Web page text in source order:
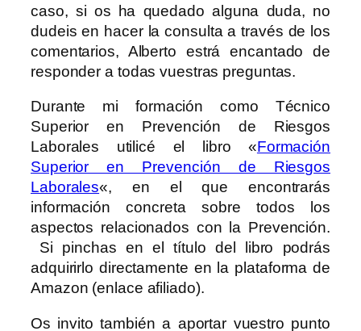
caso, si os ha quedado alguna duda, no
dudeis en hacer la consulta a través de los
comentarios, Alberto estrá encantado de
responder a todas vuestras preguntas.
Durante mi formación como Técnico
Superior en Prevención de Riesgos
Laborales utilicé el libro «Formación
Superior en Prevención de Riesgos
Laborales«, en el que encontrarás
información concreta sobre todos los
aspectos relacionados con la Prevención.
Si pinchas en el título del libro podrás
adquirirlo directamente en la plataforma de
Amazon (enlace afiliado).
Os invito también a aportar vuestro punto